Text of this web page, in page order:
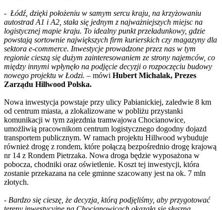
- Łódź, dzięki położeniu w samym sercu kraju, na krzyżowaniu
autostrad A1 i A2, stała się jednym z najważniejszych miejsc na
logistycznej mapie kraju. To idealny punkt przeładunkowy, gdzie
powstają sortownie największych firm kurierskich czy magazyny dla
sektora e-commerce. Inwestycje prowadzone przez nas w tym
regionie cieszą się dużym zainteresowaniem ze strony najemców, co
między innymi wpłynęło na podjęcie decyzji o rozpoczęciu budowy
nowego projektu w Łodzi. – mówi Hubert Michalak, Prezes
Zarządu Hillwood Polska.
Nowa inwestycja powstaje przy ulicy Pabianickiej, zaledwie 8 km
od centrum miasta, a zlokalizowane w pobliżu przystanki
komunikacji w tym zajezdnia tramwajowa Chocianowice,
umożliwią pracownikom centrum logistycznego dogodny dojazd
transportem publicznym. W ramach projektu Hillwood wybuduje
również drogę z rondem, które połączą bezpośrednio drogę krajową
nr 14 z Rondem Pietrzaka. Nowa droga będzie wyposażona w
pobocza, chodniki oraz oświetlenie. Koszt tej inwestycji, która
zostanie przekazana na cele gminne szacowany jest na ok. 7 mln
złotych.
- Bardzo się cieszę, że decyzja, którą podjęliśmy, aby przygotować